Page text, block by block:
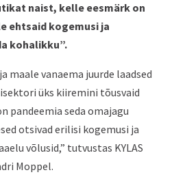
naist, kelle eesmärk on
ehtsaid kogemusi ja
kohalikku”.
maale vanaema juurde laadsed
üks kiiremini tõusvaid
pandeemia seda omajagu
otsivad erilisi kogemusi ja
võlusid,” tutvustas KYLAS
Moppel.